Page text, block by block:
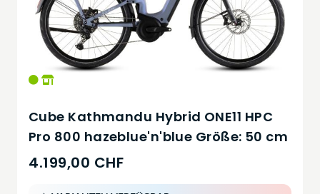
Cube Kathmandu Hybrid ONE11 HPC
Pro 800 hazeblue'n'blue Größe: 50 cm
4.199,00 CHF